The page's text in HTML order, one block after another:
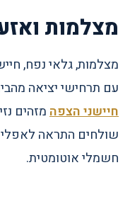
מצלמות
מצלמות, גלאי נפח,
עם תרחישי יציאה
חיישני הצפהמזהים
שולחים התראה
חשמלי אוטומטית.